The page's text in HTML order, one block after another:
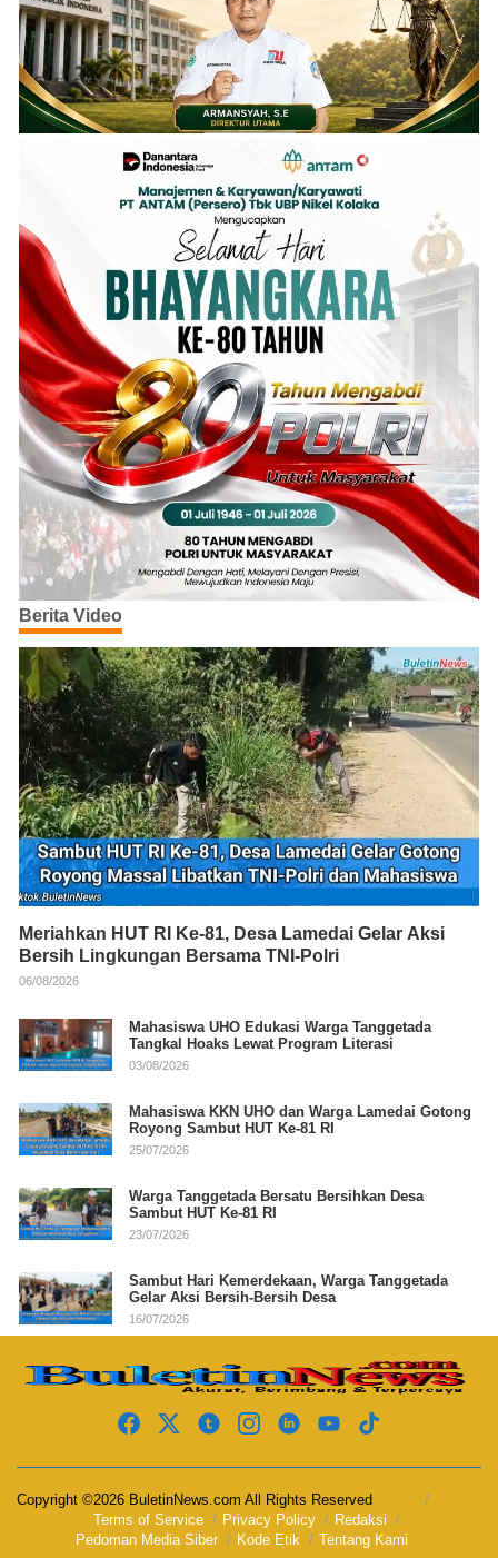
Berita Video
Meriahkan HUT RI Ke-81, Desa Lamedai Gelar Aksi
Bersih Lingkungan Bersama TNI-Polri
06/08/2026
Mahasiswa UHO Edukasi Warga Tanggetada
Tangkal Hoaks Lewat Program Literasi
03/08/2026
Mahasiswa KKN UHO dan Warga Lamedai Gotong
Royong Sambut HUT Ke-81 RI
25/07/2026
Warga Tanggetada Bersatu Bersihkan Desa
Sambut HUT Ke-81 RI
23/07/2026
Sambut Hari Kemerdekaan, Warga Tanggetada
Gelar Aksi Bersih-Bersih Desa
16/07/2026
Copyright ©2026 BuletinNews.com All Rights Reserved
Terms of Service
Privacy Policy
Redaksi
Pedoman Media Siber
Kode Etik Tentang Kami